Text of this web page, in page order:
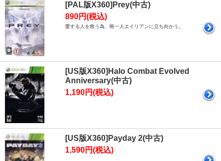
[PAL版X360]Prey(中古)
890円(税込)
愛する人を救う為、唯一人エイリアンに立ち向かう。
[US版X360]Halo Combat Evolved
Anniversary(中古)
1,190円(税込)
[US版X360]Payday 2(中古)
1,590円(税込)